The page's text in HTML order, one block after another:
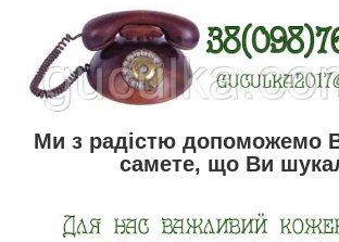
Ми з радістю допоможемо
самете, що Ви